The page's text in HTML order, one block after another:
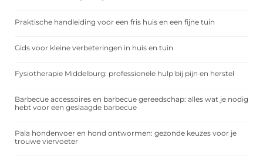
Praktische handleiding voor een fris huis en een fijne tuin
Gids voor kleine verbeteringen in huis en tuin
Fysiotherapie Middelburg: professionele hulp bij pijn en herstel
Barbecue accessoires en barbecue gereedschap: alles wat je nodig
hebt voor een geslaagde barbecue
Pala hondenvoer en hond ontwormen: gezonde keuzes voor je
trouwe viervoeter